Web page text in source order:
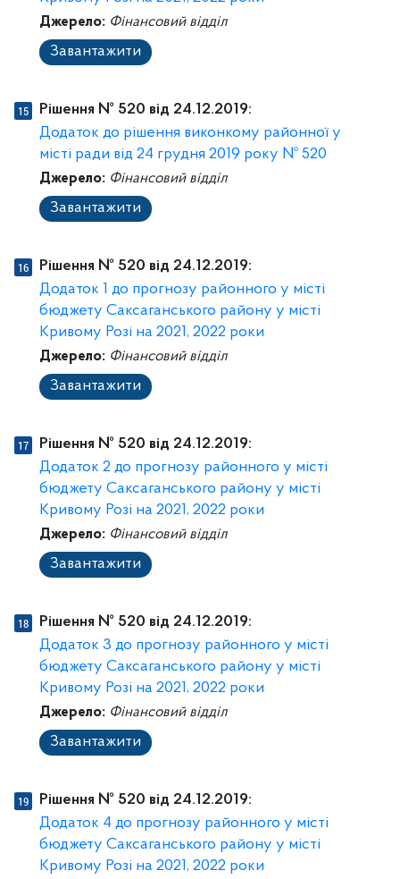
Джерело: Фінансовий відділ
Завантажити
Рішення № 520 від 24.12.2019:
Додаток до рішення виконкому районної у
місті ради від 24 грудня 2019 року № 520
Джерело: Фінансовий відділ
Завантажити
Рішення № 520 від 24.12.2019:
Додаток 1 до прогнозу районного у місті
бюджету Саксаганського району у місті
Кривому Розі на 2021, 2022 роки
Джерело: Фінансовий відділ
Завантажити
Рішення № 520 від 24.12.2019:
Додаток 2 до прогнозу районного у місті
бюджету Саксаганського району у місті
Кривому Розі на 2021, 2022 роки
Джерело: Фінансовий відділ
Завантажити
Рішення № 520 від 24.12.2019:
Додаток 3 до прогнозу районного у місті
бюджету Саксаганського району у місті
Кривому Розі на 2021, 2022 роки
Джерело: Фінансовий відділ
Завантажити
Рішення № 520 від 24.12.2019:
Додаток 4 до прогнозу районного у місті
бюджету Саксаганського району у місті
Кривому Розі на 2021, 2022 роки